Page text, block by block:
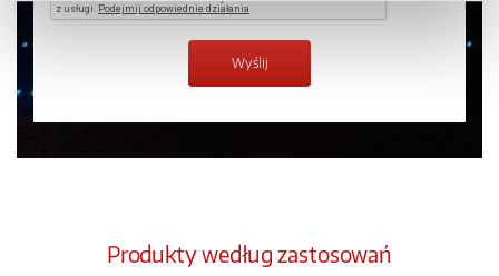
Produkty według zastosowań